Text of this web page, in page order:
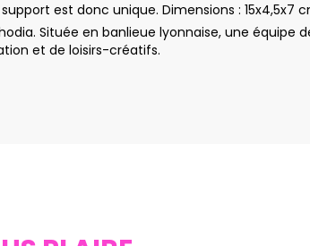
est donc unique. Dimensions : 15x4,5x7
Située en banlieue lyonnaise, une équipe
et de loisirs-créatifs.